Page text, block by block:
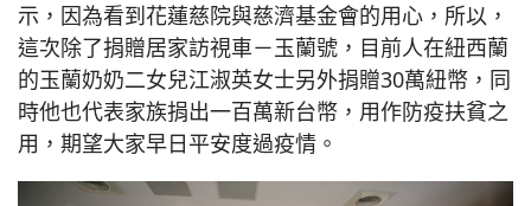
示，因為看到花蓮慈院與慈濟基金會的用心，所以，
這次除了捐贈居家訪視車－玉蘭號，目前人在紐西蘭
的玉蘭奶奶二女兒江淑英女士另外捐贈30萬紐幣，同
時他也代表家族捐出一百萬新台幣，用作防疫扶貧之
用，期望大家早日平安度過疫情。